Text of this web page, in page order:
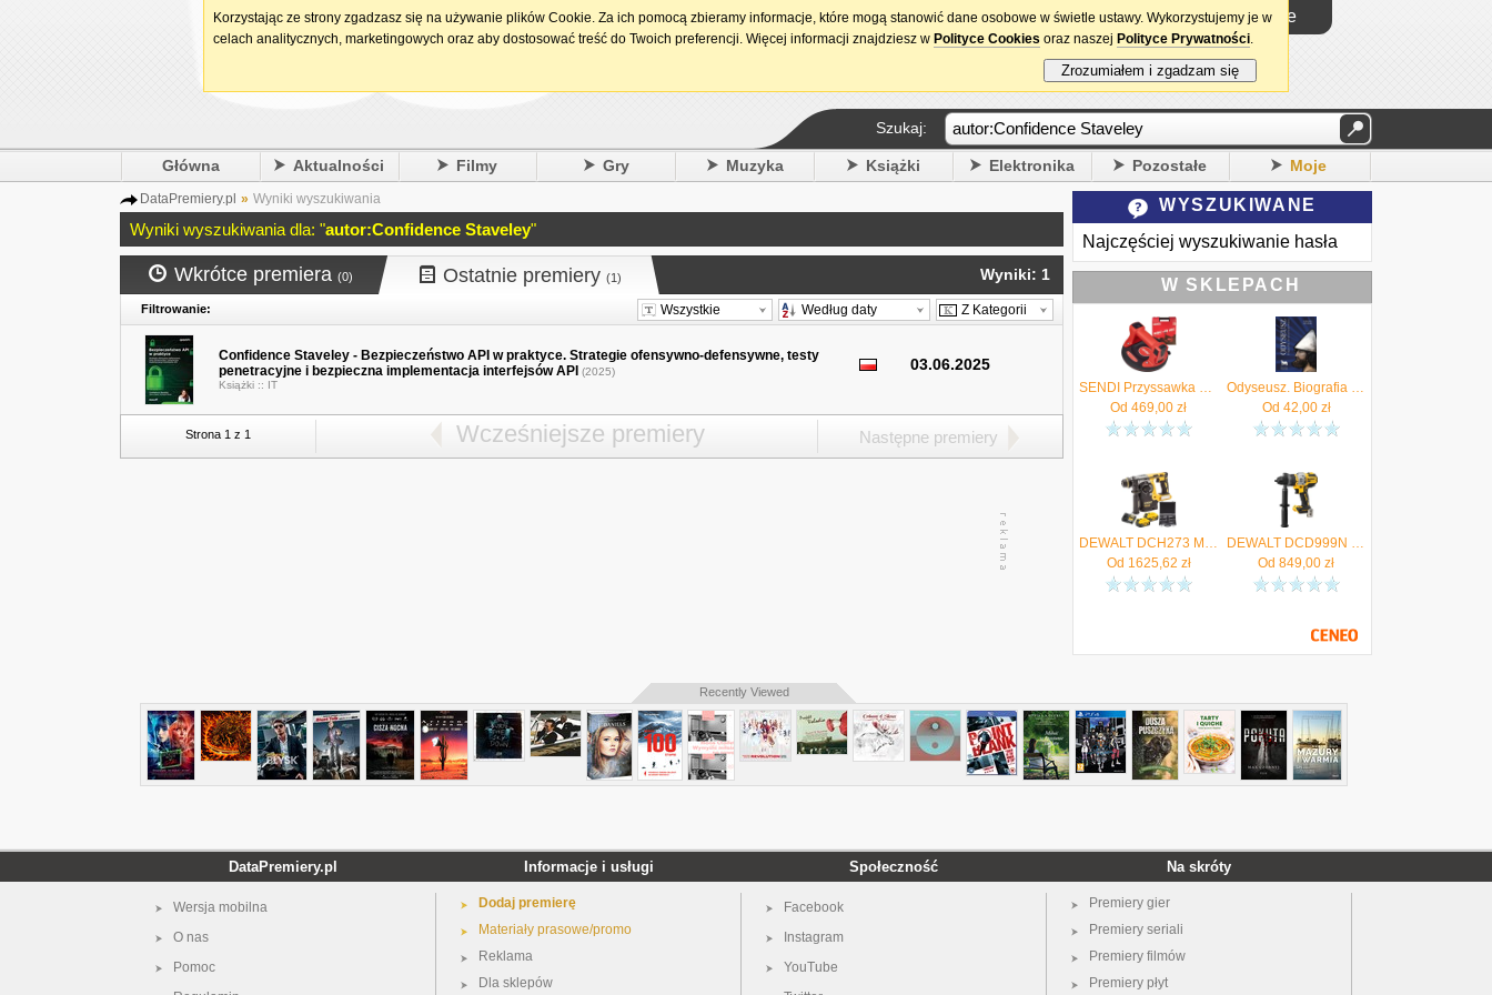
15. urodziny DataPremiery.pl Logowanie
Szukaj:
Główna Aktualności Filmy Gry Muzyka Książki Elektronika Pozostałe Moje
DataPremiery.pl » Wyniki wyszukiwania
Wyniki wyszukiwania dla: "autor:Confidence Staveley"
Wkrótce premiera (0) Ostatnie premiery (1) Wyniki: 1
Filtrowanie: Wszystkie Według daty Z Kategorii
Confidence Staveley - Bezpieczeństwo API w praktyce. Strategie ofensywno-defensywne, testy
penetracyjne i bezpieczna implementacja interfejsów API (2025)
Książki :: IT
03.06.2025
Strona 1 z 1 Wcześniejsze premiery Następne premiery
WYSZUKIWANE
Najczęściej wyszukiwanie hasła
W SKLEPACH
SENDI Przyssawka do płytek automatyczna próżniowa ASC-21 NG - Autoryzowany Dystrybutor
Od 469,00 zł
Odyseusz. Biografia nieautoryzowana
Od 42,00zł
DEWALT DCH273 Młotowiertarka SDS+ 18V 2x 5Ah ładowarka + Zestaw dłut, wierteł 11el. - Autoryzowany Dystrybutor
Od 1625,62 zł
DEWALT DCD999N Wiertarko-wkrętarka udarowa 18V 126Nm "body" - Autoryzowany Dystrybutor
Od 849,00 zł
Recently Viewed
DataPremiery.pl
Wersja mobilna
O nas
Pomoc
Informacje i usługi
Dodaj premierę
Materiały prasowe/promo
Reklama
Dla sklepów
Społeczność
Facebook
Instagram
YouTube
Na skróty
Premiery gier
Premiery seriali
Premiery filmów
Premiery płyt
Korzystając ze strony zgadzasz się na używanie plików Cookie. Za ich pomocą zbieramy informacje, które mogą stanowić dane osobowe w świetle ustawy. Wykorzystujemy je w
celach analitycznych, marketingowych oraz aby dostosować treść do Twoich preferencji. Więcej informacji znajdziesz w Polityce Cookies oraz naszej Polityce Prywatności.
Zrozumiałem i zgadzam się